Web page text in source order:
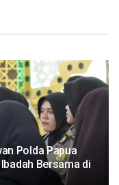
Polda Papua
Bersama di